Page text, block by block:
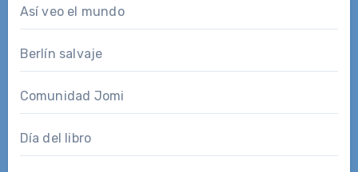
Así veo el mundo
Berlín salvaje
Comunidad Jomi
Día del libro